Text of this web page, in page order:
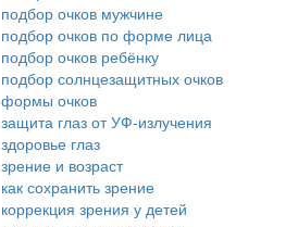
подбор очков мужчине
подбор очков по форме лица
подбор очков ребёнку
подбор солнцезащитных очков
формы очков
защита глаз от УФ-излучения
здоровье глаз
зрение и возраст
как сохранить зрение
коррекция зрения у детей